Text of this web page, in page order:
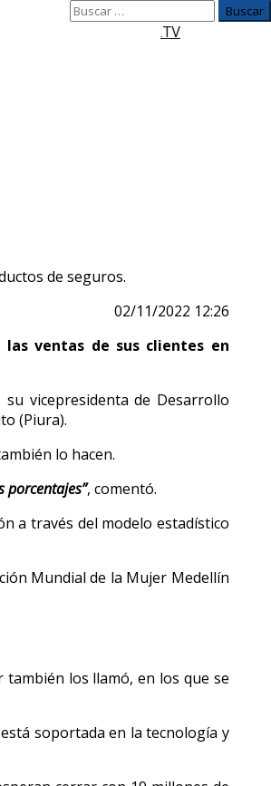
Buscar:
.TV
su vicepresidenta de Desarrollo
de seguros.
02/11/2022 12:26
ventas de sus clientes en
vicepresidenta de Desarrollo
(Piura).
lo hacen.
porcentajes”, comentó.
a través del modelo estadístico
Mundial de la Mujer Medellín
los llamó, en los que se
soportada en la tecnología y